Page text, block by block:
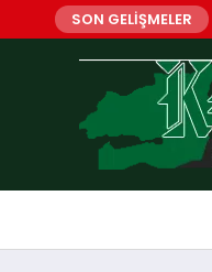
SON GELİŞMELER